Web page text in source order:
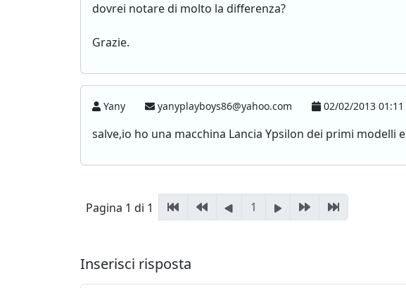
dovrei notare di molto la differenza?
Grazie.
Yany yanyplayboys86@yahoo.com 02/02/2013 01:11
salve,io ho una macchina Lancia Ypsilon dei primi
Pagina 1 di 1 1
Inserisci risposta